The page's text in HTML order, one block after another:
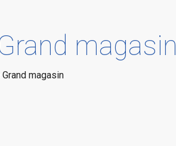
magasin
magasin